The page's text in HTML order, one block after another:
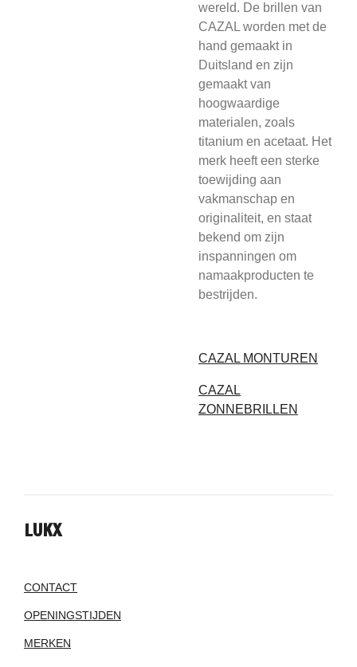
wereld. De brillen van
CAZAL worden met de
hand gemaakt in
Duitsland en zijn
gemaakt van
hoogwaardige
materialen, zoals
titanium en acetaat. Het
merk heeft een sterke
toewijding aan
vakmanschap en
originaliteit, en staat
bekend om zijn
inspanningen om
namaakproducten te
bestrijden.
CAZAL MONTUREN
CAZAL
ZONNEBRILLEN
LUKX
CONTACT
OPENINGSTIJDEN
MERKEN